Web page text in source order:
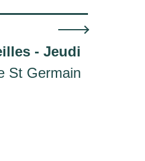
- Jeudi
St Germain